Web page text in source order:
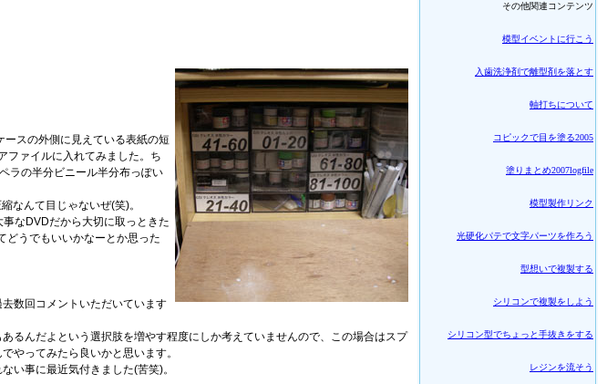
スの外側に見えている表紙の短
ファイルに入れてみました。ち
ラの半分ビニール半分布っぽい
なんて目じゃないぜ(笑)。
なDVDだから大切に取っときた
どうでもいいかなーとか思った
数回コメントいただいています
るんだよという選択肢を増やす程度にしか考えていませんので、この場合はスプ
やってみたら良いかと思います。
い事に最近気付きました(苦笑)。
その他関連コンテンツ
模型イベントに行こう
入歯洗浄剤で離型剤を落とす
軸打ちについて
コピックで目を塗る2005
塗りまとめ2007logfile
模型製作リンク
光硬化パテで文字パーツを作ろう
型想いで複製する
シリコンで複製をしよう
シリコン型でちょっと手抜きをする
レジンを流そう